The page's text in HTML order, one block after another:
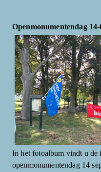
Openmonumentendag 14-
In het fotoalbum vindt u de
openmonumentendag 14